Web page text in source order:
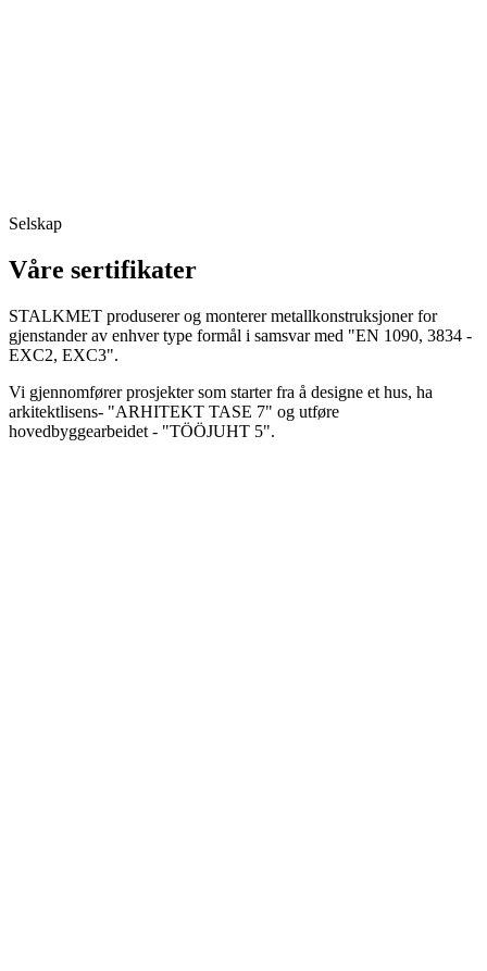
Selskap
Våre sertifikater
STALKMET produserer og monterer metallkonstruksjoner for
gjenstander av enhver type formål i samsvar med "EN 1090, 3834 -
EXC2, EXC3".
Vi gjennomfører prosjekter som starter fra å designe et hus, ha
arkitektlisens- "ARHITEKT TASE 7" og utføre
hovedbyggearbeidet - "TÖÖJUHT 5".